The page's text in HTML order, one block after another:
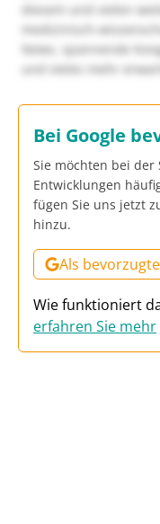
diesem und vielen
medizinisch-
News, spannende
und vieles mehr
Bei Google
Sie möchten bei der
Entwicklungen
fügen Sie uns jetzt
hinzu.
Als
Wie funktioniert
erfahren Sie mehr